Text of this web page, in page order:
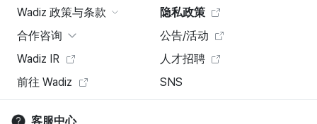
Wadiz 政策与条款
隐私政策
合作咨询
公告/活动
Wadiz IR
人才招聘
前往 Wadiz
SNS
客服中心